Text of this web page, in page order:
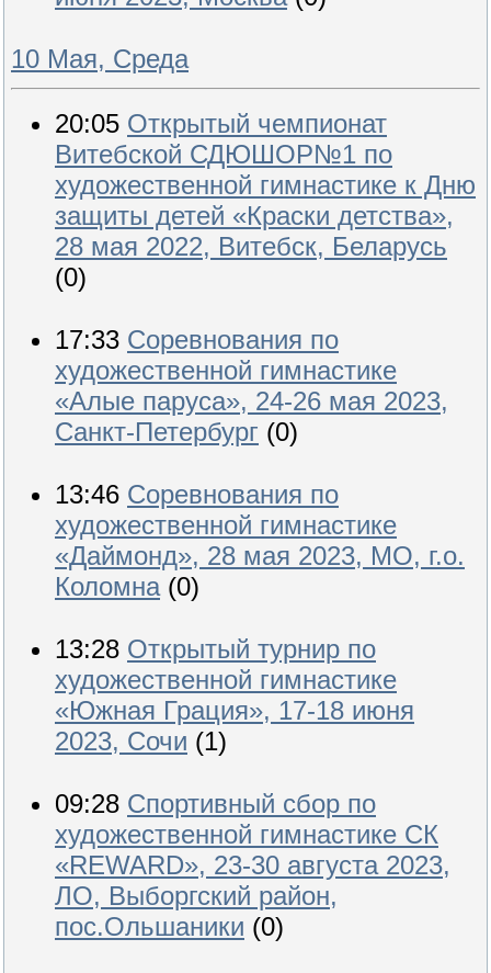
10 Мая, Среда
20:05 Открытый чемпионат
Витебской СДЮШОР№1 по
художественной гимнастике к Дню
защиты детей «Краски детства»,
28 мая 2022, Витебск, Беларусь
(0)
17:33 Соревнования по
художественной гимнастике
«Алые паруса», 24-26 мая 2023,
Санкт-Петербург (0)
13:46 Соревнования по
художественной гимнастике
«Даймонд», 28 мая 2023, МО, г.о.
Коломна (0)
13:28 Открытый турнир по
художественной гимнастике
«Южная Грация», 17-18 июня
2023, Сочи (1)
09:28 Спортивный сбор по
художественной гимнастике СК
«REWARD», 23-30 августа 2023,
ЛО, Выборгский район,
пос.Ольшаники (0)